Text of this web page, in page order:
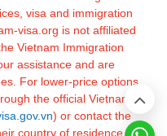
visa and immigration
visa.org is not affiliated
Vietnam Immigration
assistance and are
For lower-price options,
the official Vietnam
) or contact the
country of residence.